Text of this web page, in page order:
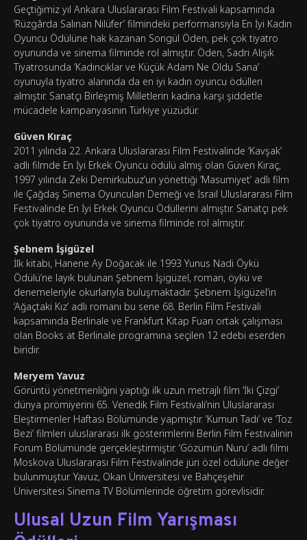
Geçtiğimiz yıl Ankara Uluslararası Film Festivali kapsamında
‘Rüzgârda Salınan Nilüfer’ filmindeki performansıyla En İyi Kadın
Oyuncu Ödülüne hak kazanan Songül Öden, pek çok tiyatro
oyununda ve sinema filminde rol almıştır. Öden, Sadri Alışık
Tiyatrosunda ‘Kadıncıklar ve Küçük Adam Ne Oldu Sana’
oyunuyla tiyatro alanında da en iyi kadın oyuncu ödülleri
almıştır. Sanatçı Birleşmiş Milletlerin kadına karşı şiddetle
mücadele kampanyasının Türkiye yüzüdür.
Güven Kıraç
2011 yılında 22. Ankara Uluslararası Film Festivalinde ‘Kavşak’
adlı filmde En İyi Erkek Oyuncu ödülü almış olan Güven Kıraç,
1997 yılında Zeki Demirkubuz’un yönettiği ‘Masumiyet’ adlı film
ile Çağdaş Sinema Oyuncuları Derneği ve İsrail Uluslararası Film
Festivalinde En İyi Erkek Oyuncu Ödüllerini almıştır. Sanatçı pek
çok tiyatro oyununda ve sinema filminde rol almıştır.
Şebnem İşigüzel
İlk kitabı, Hanene Ay Doğacak ile 1993 Yunus Nadi Öykü
Ödülü’ne layık bulunan Şebnem İşigüzel, roman, öykü ve
denemeleriyle okurlarıyla buluşmaktadır. Şebnem İşigüzel‘in
‘Ağaçtaki Kız’ adlı romanı bu sene 68. Berlin Film Festivali
kapsamında Berlinale ve Frankfurt Kitap Fuarı ortak çalışması
olan Books at Berlinale programına seçilen 12 edebi eserden
biridir.
Meryem Yavuz
Görüntü̈ yönetmenliğini yaptığı ilk uzun metrajlı film ‘İki Çizgi’
dünya prömiyerini 65. Venedik Film Festivali’nin Uluslararası
Eleştirmenler Haftası Bölümünde yapmıştır. ‘Kumun Tadı’ ve ‘Toz
Bezi’ filmleri uluslararası ilk gösterimlerini Berlin Film Festivalinin
Forum Bölümünde gerçekleştirmiştir. ‘Gözümün Nuru’ adlı filmi
Moskova Uluslararası Film Festivalinde jüri özel ödülüne değer
bulunmuştur. Yavuz, Okan Üniversitesi ve Bahçeşehir
Üniversitesi Sinema TV Bölümlerinde öğretim görevlisidir.
Ulusal Uzun Film Yarışması